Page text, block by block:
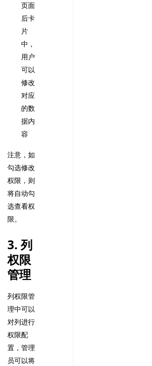
页面
后卡
片
中，
用户
可以
修改
对应
的数
据内
容
注意，如
勾选修改
权限，则
将自动勾
选查看权
限。
3. 列
权限
管理
列权限管
理中可以
对列进行
权限配
置，管理
员可以将